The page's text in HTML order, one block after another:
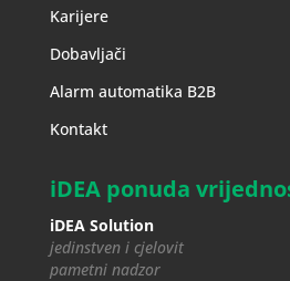
Karijere
Dobavljači
Alarm automatika B2B
Kontakt
iDEA ponuda
iDEA Solution
jedinstven i cjelovit
pametni nadzor